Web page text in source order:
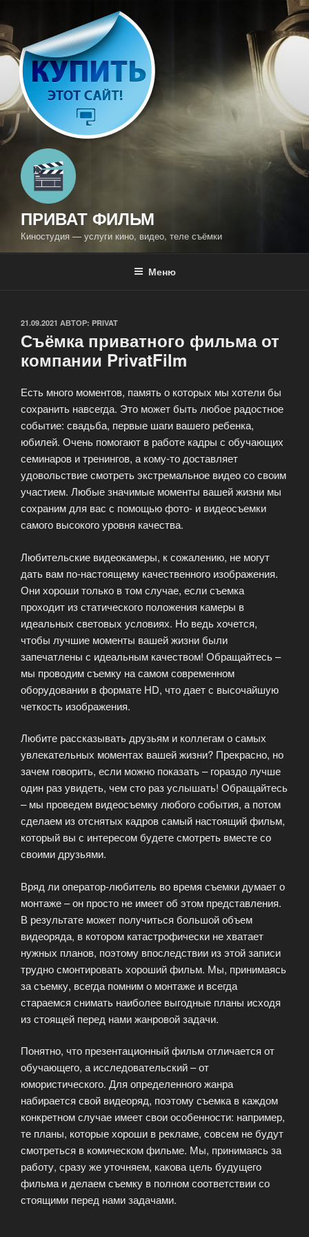
к
содержимому
ПРИВАТ ФИЛЬМ
Киностудия — услуги кино, видео, теле съёмки
Меню
ОПУБЛИКОВАНО
21.09.2021 АВТОР: PRIVAT
Съёмка приватного фильма от
компании PrivatFilm
Есть много моментов, память о которых мы хотели бы
сохранить навсегда. Это может быть любое радостное
событие: свадьба, первые шаги вашего ребенка,
юбилей. Очень помогают в работе кадры с обучающих
семинаров и тренингов, а кому-то доставляет
удовольствие смотреть экстремальное видео со своим
участием. Любые значимые моменты вашей жизни мы
сохраним для вас с помощью фото- и видеосъемки
самого высокого уровня качества.
Любительские видеокамеры, к сожалению, не могут
дать вам по-настоящему качественного изображения.
Они хороши только в том случае, если съемка
проходит из статического положения камеры в
идеальных световых условиях. Но ведь хочется,
чтобы лучшие моменты вашей жизни были
запечатлены с идеальным качеством! Обращайтесь –
мы проводим съемку на самом современном
оборудовании в формате HD, что дает с высочайшую
четкость изображения.
Любите рассказывать друзьям и коллегам о самых
увлекательных моментах вашей жизни? Прекрасно, но
зачем говорить, если можно показать – гораздо лучше
один раз увидеть, чем сто раз услышать! Обращайтесь
– мы проведем видеосъемку любого события, а потом
сделаем из отснятых кадров самый настоящий фильм,
который вы с интересом будете смотреть вместе со
своими друзьями.
Вряд ли оператор-любитель во время съемки думает о
монтаже – он просто не имеет об этом представления.
В результате может получиться большой объем
видеоряда, в котором катастрофически не хватает
нужных планов, поэтому впоследствии из этой записи
трудно смонтировать хороший фильм. Мы, принимаясь
за съемку, всегда помним о монтаже и всегда
стараемся снимать наиболее выгодные планы исходя
из стоящей перед нами жанровой задачи.
Понятно, что презентационный фильм отличается от
обучающего, а исследовательский – от
юмористического. Для определенного жанра
набирается свой видеоряд, поэтому съемка в каждом
конкретном случае имеет свои особенности: например,
те планы, которые хороши в рекламе, совсем не будут
смотреться в комическом фильме. Мы, принимаясь за
работу, сразу же уточняем, какова цель будущего
фильма и делаем съемку в полном соответствии со
стоящими перед нами задачами.